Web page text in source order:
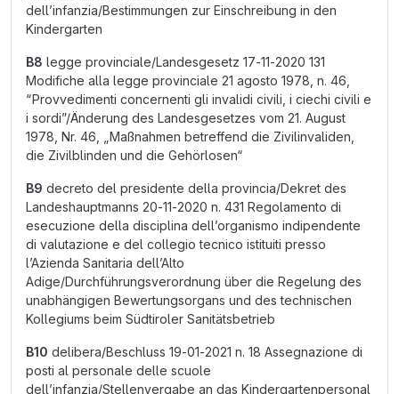
dell’infanzia/Bestimmungen zur Einschreibung in den
Kindergarten
B8 legge provinciale/Landesgesetz 17-11-2020 131
Modifiche alla legge provinciale 21 agosto 1978, n. 46,
“Provvedimenti concernenti gli invalidi civili, i ciechi civili e
i sordi”/Änderung des Landesgesetzes vom 21. August
1978, Nr. 46, „Maßnahmen betreffend die Zivilinvaliden,
die Zivilblinden und die Gehörlosen“
B9 decreto del presidente della provincia/Dekret des
Landeshauptmanns 20-11-2020 n. 431 Regolamento di
esecuzione della disciplina dell’organismo indipendente
di valutazione e del collegio tecnico istituiti presso
l’Azienda Sanitaria dell’Alto
Adige/Durchführungsverordnung über die Regelung des
unabhängigen Bewertungsorgans und des technischen
Kollegiums beim Südtiroler Sanitätsbetrieb
B10 delibera/Beschluss 19-01-2021 n. 18 Assegnazione di
posti al personale delle scuole
dell’infanzia/Stellenvergabe an das Kindergartenpersonal